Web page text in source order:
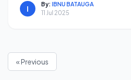
I
By: IBNU BATAUGA
11 Jul 2025
« Previous